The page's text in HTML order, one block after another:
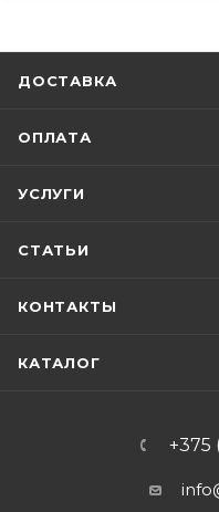
ДОСТАВКА
ОПЛАТА
УСЛУГИ
СТАТЬИ
КОНТАКТЫ
КАТАЛОГ
+375